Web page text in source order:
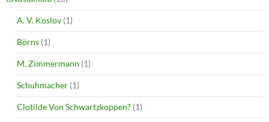
A. V. Koslov (1)
Börns (1)
M. Zimmermann (1)
Schuhmacher (1)
Clotilde Von Schwartzkoppen? (1)